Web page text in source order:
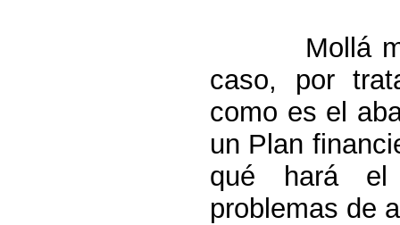
Mollá
caso, por
como es el
un Plan
qué hará el
problemas de